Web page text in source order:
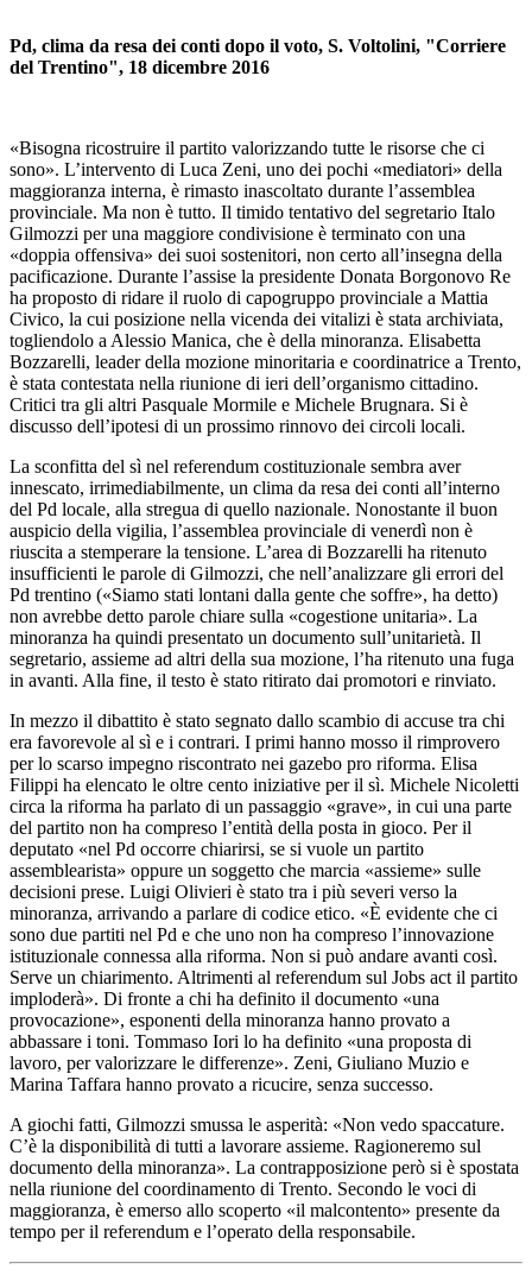
Pd, clima da resa dei conti dopo il voto, S. Voltolini, "Corriere
del Trentino", 18 dicembre 2016
«Bisogna ricostruire il partito valorizzando tutte le risorse che ci
sono». L’intervento di Luca Zeni, uno dei pochi «mediatori» della
maggioranza interna, è rimasto inascoltato durante l’assemblea
provinciale. Ma non è tutto. Il timido tentativo del segretario Italo
Gilmozzi per una maggiore condivisione è terminato con una
«doppia offensiva» dei suoi sostenitori, non certo all’insegna della
pacificazione. Durante l’assise la presidente Donata Borgonovo Re
ha proposto di ridare il ruolo di capogruppo provinciale a Mattia
Civico, la cui posizione nella vicenda dei vitalizi è stata archiviata,
togliendolo a Alessio Manica, che è della minoranza. Elisabetta
Bozzarelli, leader della mozione minoritaria e coordinatrice a Trento,
è stata contestata nella riunione di ieri dell’organismo cittadino.
Critici tra gli altri Pasquale Mormile e Michele Brugnara. Si è
discusso dell’ipotesi di un prossimo rinnovo dei circoli locali.
La sconfitta del sì nel referendum costituzionale sembra aver
innescato, irrimediabilmente, un clima da resa dei conti all’interno
del Pd locale, alla stregua di quello nazionale. Nonostante il buon
auspicio della vigilia, l’assemblea provinciale di venerdì non è
riuscita a stemperare la tensione. L’area di Bozzarelli ha ritenuto
insufficienti le parole di Gilmozzi, che nell’analizzare gli errori del
Pd trentino («Siamo stati lontani dalla gente che soffre», ha detto)
non avrebbe detto parole chiare sulla «cogestione unitaria». La
minoranza ha quindi presentato un documento sull’unitarietà. Il
segretario, assieme ad altri della sua mozione, l’ha ritenuto una fuga
in avanti. Alla fine, il testo è stato ritirato dai promotori e rinviato.
In mezzo il dibattito è stato segnato dallo scambio di accuse tra chi
era favorevole al sì e i contrari. I primi hanno mosso il rimprovero
per lo scarso impegno riscontrato nei gazebo pro riforma. Elisa
Filippi ha elencato le oltre cento iniziative per il sì. Michele Nicoletti
circa la riforma ha parlato di un passaggio «grave», in cui una parte
del partito non ha compreso l’entità della posta in gioco. Per il
deputato «nel Pd occorre chiarirsi, se si vuole un partito
assemblearista» oppure un soggetto che marcia «assieme» sulle
decisioni prese. Luigi Olivieri è stato tra i più severi verso la
minoranza, arrivando a parlare di codice etico. «È evidente che ci
sono due partiti nel Pd e che uno non ha compreso l’innovazione
istituzionale connessa alla riforma. Non si può andare avanti così.
Serve un chiarimento. Altrimenti al referendum sul Jobs act il partito
imploderà». Di fronte a chi ha definito il documento «una
provocazione», esponenti della minoranza hanno provato a
abbassare i toni. Tommaso Iori lo ha definito «una proposta di
lavoro, per valorizzare le differenze». Zeni, Giuliano Muzio e
Marina Taffara hanno provato a ricucire, senza successo.
A giochi fatti, Gilmozzi smussa le asperità: «Non vedo spaccature.
C’è la disponibilità di tutti a lavorare assieme. Ragioneremo sul
documento della minoranza». La contrapposizione però si è spostata
nella riunione del coordinamento di Trento. Secondo le voci di
maggioranza, è emerso allo scoperto «il malcontento» presente da
tempo per il referendum e l’operato della responsabile.